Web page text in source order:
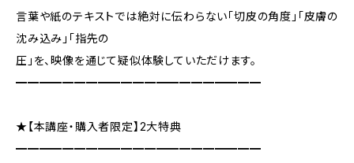
言葉や紙のテキストでは絶対に伝わらない「切皮の角度」「皮膚の
沈み込み」「指先の
圧」を、映像を通じて疑似体験していただけます。
━━━━━━━━━━━━━━━━━━━━━
★【本講座・購入者限定】2大特典
━━━━━━━━━━━━━━━━━━━━━